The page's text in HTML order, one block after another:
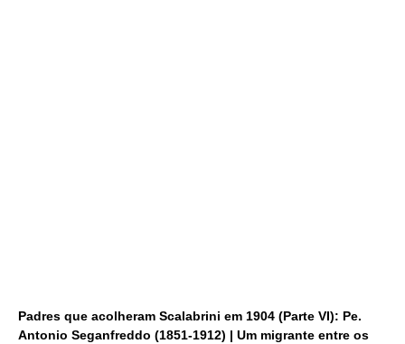
Padres que acolheram Scalabrini em 1904 (Parte VI): Pe.
Antonio Seganfreddo (1851-1912) | Um migrante entre os